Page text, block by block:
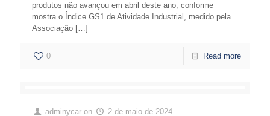
produtos não avançou em abril deste ano, conforme
mostra o Índice GS1 de Atividade Industrial, medido pela
Associação […]
0 Read more
adminycar on 2 de maio de 2024